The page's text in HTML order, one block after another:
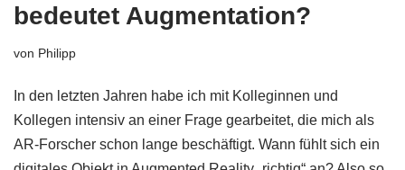
bedeutet Augmentation?
von Philipp
In den letzten Jahren habe ich mit Kolleginnen und
Kollegen intensiv an einer Frage gearbeitet, die mich als
AR-Forscher schon lange beschäftigt. Wann fühlt sich ein